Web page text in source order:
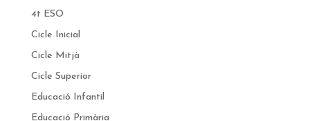
4t ESO
Cicle Inicial
Cicle Mitjà
Cicle Superior
Educació Infantil
Educació Primària